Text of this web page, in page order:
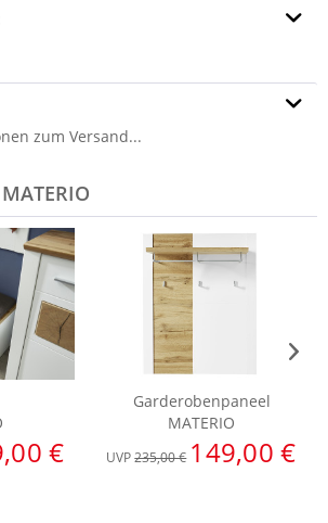
zum Versand...
€
Garderobenpaneel
MATERIO
UVP235,00 € 149,00 €